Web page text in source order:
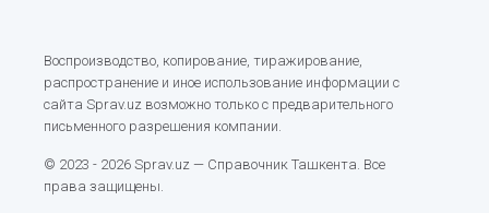
Воспроизводство, копирование, тиражирование,
распространение и иное использование информации с
сайта Sprav.uz возможно только с предварительного
письменного разрешения компании.
© 2023 - 2026 Sprav.uz — Справочник Ташкента. Все
права защищены.